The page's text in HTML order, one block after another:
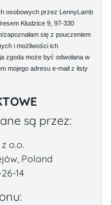
osobowych przez LennyLamb
Kłudzice 9, 97-330
zapoznałam się z pouczeniem
i możliwości ich
zgoda może być odwołana w
mojego adresu e-mail z listy
są przez:
o.o.
Poland
14